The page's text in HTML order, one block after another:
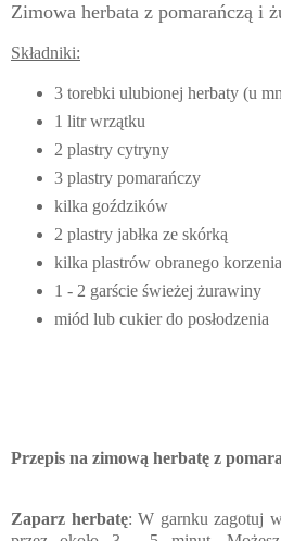
Zimowa herbata z pomarańczą i
Składniki:
3 torebki ulubionej herbaty (u
1 litr wrzątku
2 plastry cytryny
3 plastry pomarańczy
kilka goździków
2 plastry jabłka ze skórką
kilka plastrów obranego
1 - 2 garście świeżej żurawiny
miód lub cukier do posłodzenia
Przepis na zimową herbatę z
Zaparz herbatę: W garnku zagotuj